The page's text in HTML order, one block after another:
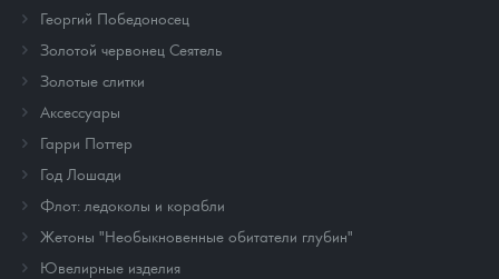
Георгий Победоносец
Золотой червонец Сеятель
Золотые слитки
Аксессуары
Гарри Поттер
Год Лошади
Флот: ледоколы и корабли
Жетоны "Необыкновенные обитатели глубин"
Ювелирные изделия